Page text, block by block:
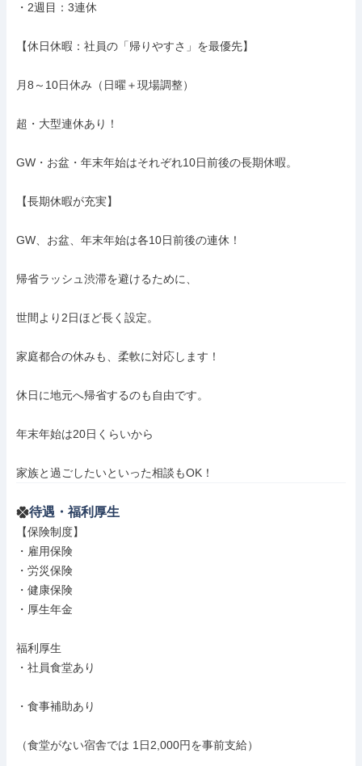
・2週目：3連休
【休日休暇：社員の「帰りやすさ」を最優先】
月8～10日休み（日曜＋現場調整）
超・大型連休あり！
GW・お盆・年末年始はそれぞれ10日前後の長期休暇。
【長期休暇が充実】
GW、お盆、年末年始は各10日前後の連休！
帰省ラッシュ渋滞を避けるために、
世間より2日ほど長く設定。
家庭都合の休みも、柔軟に対応します！
休日に地元へ帰省するのも自由です。
年末年始は20日くらいから
家族と過ごしたいといった相談もOK！
待遇・福利厚生
【保険制度】
・雇用保険
・労災保険
・健康保険
・厚生年金
福利厚生
・社員食堂あり
・食事補助あり
（食堂がない宿舎では 1日2,000円を事前支給）